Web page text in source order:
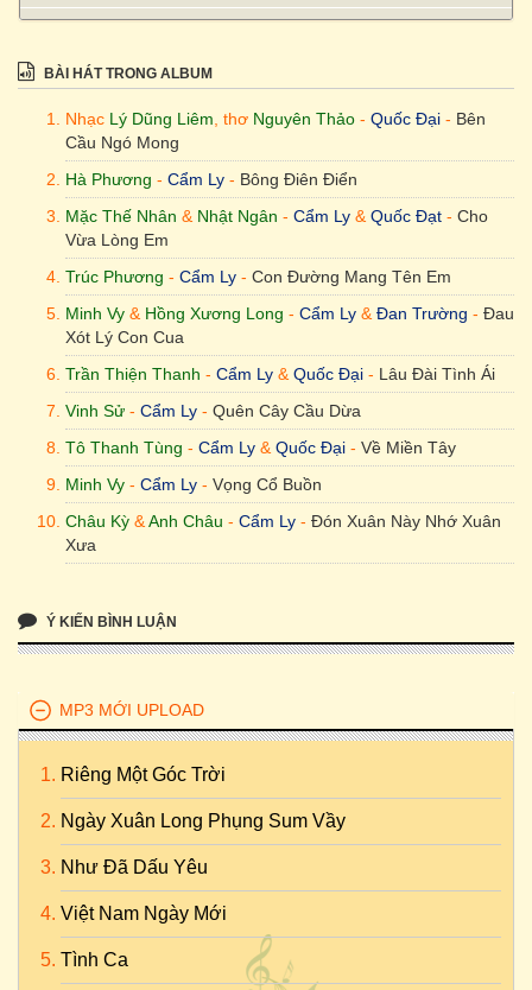
Minh Vy - Cẩm Ly - Vọng Cổ Buồn
Xưa
BÀI HÁT TRONG ALBUM
Nhạc Lý Dũng Liêm , thơ Nguyên Thảo - Quốc Đại - Bên
Cầu Ngó Mong
Hà Phương - Cẩm Ly - Bông Điên Điển
Mặc Thế Nhân & Nhật Ngân - Cẩm Ly & Quốc Đạt - Cho
Vừa Lòng Em
Trúc Phương - Cẩm Ly - Con Đường Mang Tên Em
Minh Vy & Hồng Xương Long - Cẩm Ly & Đan Trường - Đau
Xót Lý Con Cua
Trần Thiện Thanh - Cẩm Ly & Quốc Đại - Lâu Đài Tình Ái
Vinh Sử - Cẩm Ly - Quên Cây Cầu Dừa
Tô Thanh Tùng - Cẩm Ly & Quốc Đại - Về Miền Tây
Minh Vy - Cẩm Ly - Vọng Cổ Buồn
Châu Kỳ &Anh Châu - Cẩm Ly - Đón Xuân Này Nhớ Xuân
Xưa
Ý KIẾN BÌNH LUẬN
MP3 MỚI UPLOAD
Riêng Một Góc Trời
Ngày Xuân Long Phụng Sum Vầy
Như Đã Dấu Yêu
Việt Nam Ngày Mới
Tình Ca